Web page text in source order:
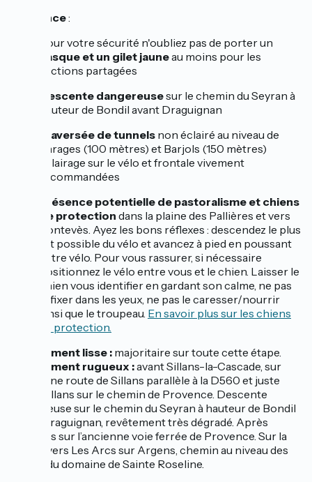
Prudence:
Pour votre sécurité n'oubliez pas de porter un
casque et un gilet jauneau moins pour les
sections partagées
Descente dangereusesur le chemin du Seyran à
hauteur de Bondil avant Draguignan
Traversée de tunnels non éclairé au niveau de
Varages (100 mètres) et Barjols (150 mètres)
éclairage sur le vélo et frontale vivement
recommandées
Présence potentielle de pastoralisme et chiens
de protection dans la plaine des Pallières et vers
Pontevès. Ayez les bons réflexes : descendez le plus
tôt possible du vélo et avancez à pied en poussant
votre vélo. Pour vous rassurer, si nécessaire
positionnez le vélo entre vous et le chien. Laisser le
chien vous identifier en gardant son calme, ne pas
le fixer dans les yeux, ne pas le caresser/nourrir
ainsi que le troupeau. En savoir plus sur les chiens
de protection.
Revêtement lisse : majoritaire sur toute cette étape.
Revêtement rugueux :avant Sillans-la-Cascade, sur
l’ancienne route de Sillans parallèle à la D560 et juste
avant Sillans sur le chemin de Provence. Descente
dangereuse sur le chemin du Seyran à hauteur de Bondil
avant Draguignan, revêtement très dégradé. Après
Salernes sur l’ancienne voie ferrée de Provence. Sur la
liaison vers Les Arcs sur Argens, chemin au niveau des
vignes du domaine de Sainte Roseline.